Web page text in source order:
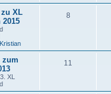
XL
2015
Kristian
8
zum
XL
11